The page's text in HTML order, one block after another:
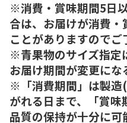
※消費・賞味期間5日
合は、お届けが消費
ことがありますのでご
※青果物のサイズ指定
お届け期間が変更にな
※「消費期間」は製造
がれる日まで、「賞
品質の保持が十分に